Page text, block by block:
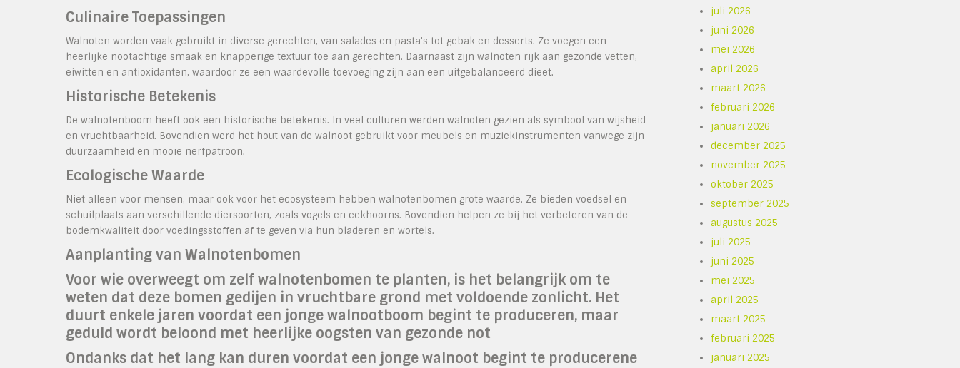
Culinaire Toepassingen
Walnoten worden vaak gebruikt in diverse gerechten, van salades en pasta’s tot gebak en desserts. Ze voegen een
heerlijke nootachtige smaak en knapperige textuur toe aan gerechten. Daarnaast zijn walnoten rijk aan gezonde vetten,
eiwitten en antioxidanten, waardoor ze een waardevolle toevoeging zijn aan een uitgebalanceerd dieet.
Historische Betekenis
De walnotenboom heeft ook een historische betekenis. In veel culturen werden walnoten gezien als symbool van wijsheid
en vruchtbaarheid. Bovendien werd het hout van de walnoot gebruikt voor meubels en muziekinstrumenten vanwege zijn
duurzaamheid en mooie nerfpatroon.
Ecologische Waarde
Niet alleen voor mensen, maar ook voor het ecosysteem hebben walnotenbomen grote waarde. Ze bieden voedsel en
schuilplaats aan verschillende diersoorten, zoals vogels en eekhoorns. Bovendien helpen ze bij het verbeteren van de
bodemkwaliteit door voedingsstoffen af te geven via hun bladeren en wortels.
Aanplanting van Walnotenbomen
Voor wie overweegt om zelf walnotenbomen te planten, is het belangrijk om te
weten dat deze bomen gedijen in vruchtbare grond met voldoende zonlicht. Het
duurt enkele jaren voordat een jonge walnootboom begint te produceren, maar
geduld wordt beloond met heerlijke oogsten van gezonde not
Ondanks dat het lang kan duren voordat een jonge walnoot begint te producerene
juli 2026
juni 2026
mei 2026
april 2026
maart 2026
februari 2026
januari 2026
december 2025
november 2025
oktober 2025
september 2025
augustus 2025
juli 2025
juni 2025
mei 2025
april 2025
maart 2025
februari 2025
januari 2025